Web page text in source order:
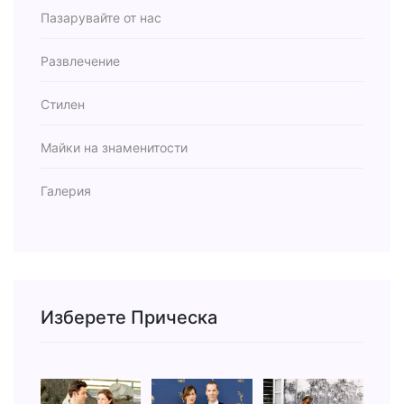
Пазарувайте от нас
Развлечение
Стилен
Майки на знаменитости
Галерия
Изберете Прическа